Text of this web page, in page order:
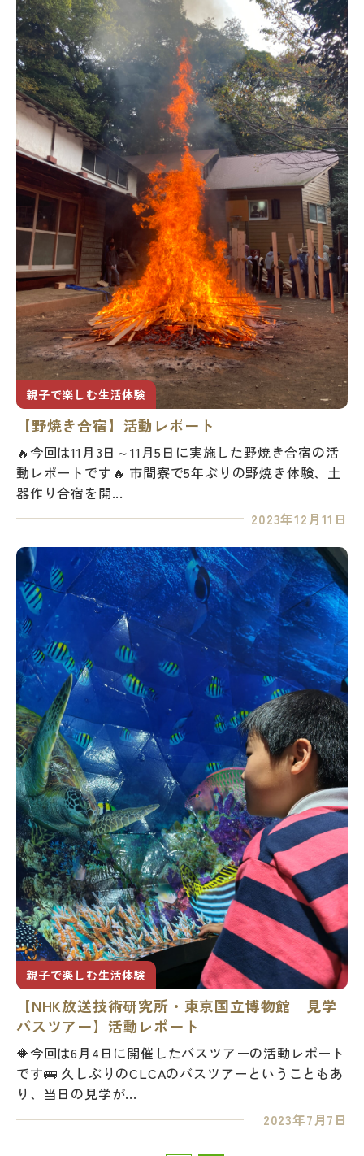
親子で楽しむ生活体験
【野焼き合宿】活動レポート
🔥今回は11月3日～11月5日に実施した野焼き合宿の活
動レポートです🔥 市間寮で5年ぶりの野焼き体験、土
器作り合宿を開...
2023年12月11日
親子で楽しむ生活体験
【NHK放送技術研究所・東京国立博物館 見学
バスツアー】活動レポート
🔶今回は6月4日に開催したバスツアーの活動レポート
です🚌 久しぶりのCLCAのバスツアーということもあ
り、当日の見学が...
2023年7月7日